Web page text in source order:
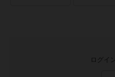
ログイ